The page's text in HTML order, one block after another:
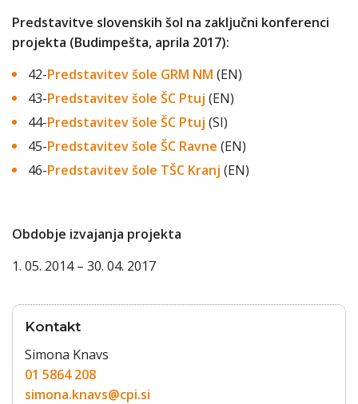
Predstavitve slovenskih šol na zaključni konferenci
projekta (Budimpešta, aprila 2017):
42-Predstavitev šole GRM NM (EN)
43-Predstavitev šole ŠC Ptuj (EN)
44-Predstavitev šole ŠC Ptuj (SI)
45-Predstavitev šole ŠC Ravne (EN)
46-Predstavitev šole TŠC Kranj (EN)
Obdobje izvajanja projekta
1. 05. 2014 – 30. 04. 2017
Kontakt
Simona Knavs
01 5864 208
simona.knavs@cpi.si